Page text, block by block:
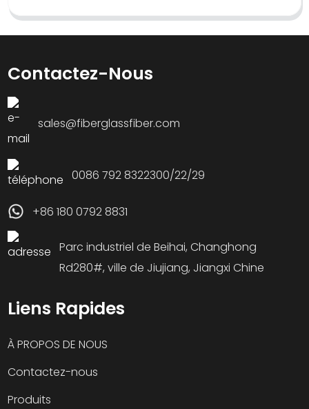
Contactez-Nous
sales@fiberglassfiber.com
0086 792 8322300/22/29
+86 180 0792 8831
Parc industriel de Beihai, Changhong
Rd280#, ville de Jiujiang, Jiangxi Chine
Liens Rapides
À PROPOS DE NOUS
Contactez-nous
Produits